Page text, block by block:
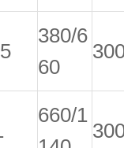
380/6
60
660/1